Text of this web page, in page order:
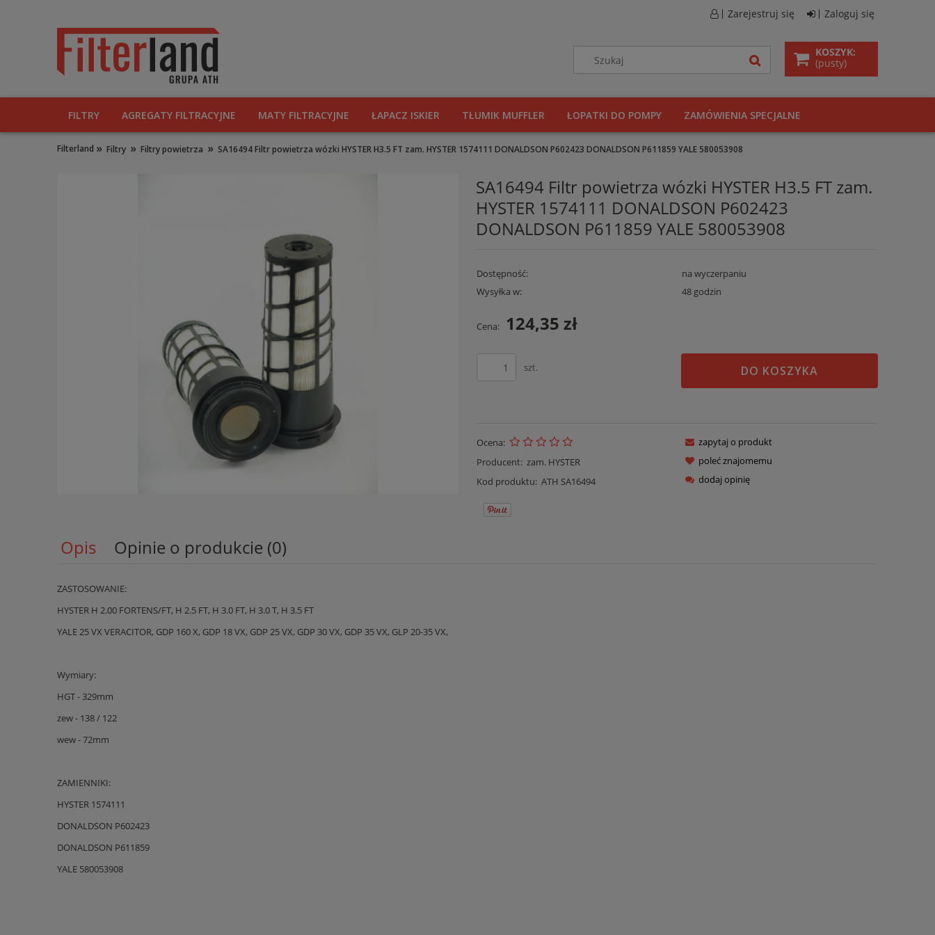
Zarejestruj się Zaloguj się
KOSZYK:
(pusty)
FILTRY AGREGATY FILTRACYJNE MATY FILTRACYJNE ŁAPACZ ISKIER TŁUMIK MUFFLER ŁOPATKI DO POMPY ZAMÓWIENIA SPECJALNE
Filterland » Filtry » Filtry powietrza » SA16494 Filtr powietrza wózki HYSTER H3.5 FT zam. HYSTER 1574111 DONALDSON P602423 DONALDSON P611859 YALE 580053908
SA16494 Filtr powietrza wózki HYSTER H3.5 FT zam.
HYSTER 1574111 DONALDSON P602423
DONALDSON P611859 YALE 580053908
Dostępność:
na wyczerpaniu
Wysyłka w:
48 godzin
Cena: 124,35 zł
szt. DO KOSZYKA
Ocena:
Producent: zam. HYSTER
Kod produktu: ATH SA16494
zapytaj o produkt
poleć znajomemu
dodaj opinię
Opis Opinie o produkcie (0)
ZASTOSOWANIE:
HYSTER H 2.00 FORTENS/FT, H 2.5 FT, H 3.0 FT, H 3.0 T, H 3.5 FT
YALE 25 VX VERACITOR, GDP 160 X, GDP 18 VX, GDP 25 VX, GDP 30 VX, GDP 35 VX, GLP 20-35 VX,
Wymiary:
HGT - 329mm
zew - 138 / 122
wew - 72mm
ZAMIENNIKI:
HYSTER 1574111
DONALDSON P602423
DONALDSON P611859
YALE 580053908